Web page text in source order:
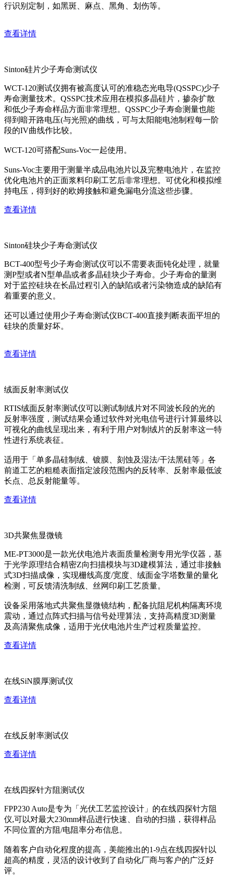
行识别定制，如黑斑、麻点、黑角、划伤等。
查看详情
Sinton硅片少子寿命测试仪
WCT-120测试仪拥有被高度认可的准稳态光电导(QSSPC)少子
寿命测量技术。QSSPC技术应用在模拟多晶硅片，掺杂扩散
和低少子寿命样品方面非常理想。QSSPC少子寿命测量也能
得到暗开路电压(与光照)的曲线，可与太阳能电池制程每一阶
段的IV曲线作比较。
WCT-120可搭配Suns-Voc一起使用。
Suns-Voc主要用于测量半成品电池片以及完整电池片，在监控
优化电池片的正面浆料印刷工艺后非常理想。可优化和模拟维
持电压，得到好的欧姆接触和避免漏电分流这些步骤。
查看详情
Sinton硅块少子寿命测试仪
BCT-400型号少子寿命测试仪可以不需要表面钝化处理，就量
测P型或者N型单晶或者多晶硅块少子寿命。少子寿命的量测
对于监控硅块在长晶过程引入的缺陷或者污染物造成的缺陷有
着重要的意义。
还可以通过使用少子寿命测试仪BCT-400直接判断表面平坦的
硅块的质量好坏。
查看详情
绒面反射率测试仪
RTIS绒面反射率测试仪可以测试制绒片对不同波长段的光的
反射率强度，测试结果会通过软件对光电信号进行计算最终以
可视化的曲线呈现出来，有利于用户对制绒片的反射率这一特
性进行系统表征。
适用于「单多晶硅制绒、镀膜、刻蚀及湿法/干法黑硅等」各
前道工艺的粗糙表面指定波段范围内的反转率、反射率最低波
长点、总反射能量等。
查看详情
3D共聚焦显微镜
ME-PT3000是一款光伏电池片表面质量检测专用光学仪器，基
于光学原理结合精密Z向扫描模块与3D建模算法，通过非接触
式3D扫描成像，实现栅线高度/宽度、绒面金字塔数量的量化
检测，可反馈清洗制绒、丝网印刷工艺质量。
设备采用落地式共聚焦显微镜结构，配备抗阻尼机构隔离环境
震动，通过点阵式扫描与信号处理算法，支持高精度3D测量
及高清聚焦成像，适用于光伏电池片生产过程质量监控。
查看详情
在线SiN膜厚测试仪
查看详情
在线反射率测试仪
查看详情
在线四探针方阻测试仪
FPP230 Auto是专为「光伏工艺监控设计」的在线四探针方阻
仪,可以对最大230mm样品进行快速、自动的扫描，获得样品
不同位置的方阻/电阻率分布信息。
随着客户自动化程度的提高，美能推出的1-9点在线四探针以
超高的精度，灵活的设计收到了自动化厂商与客户的广泛好
评。